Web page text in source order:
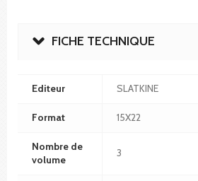
FICHE TECHNIQUE
Editeur SLATKINE
Format 15X22
Nombre de
volume
3